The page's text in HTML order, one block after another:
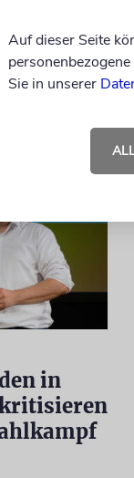
Anschlag
in
Auf dieser Seite
Sie in unserer